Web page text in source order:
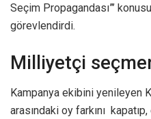
Seçim Propagandası”’
görevlendirdi.
Milliyetçi
Kampanya ekibini yenileyen
arasındaki oy farkını